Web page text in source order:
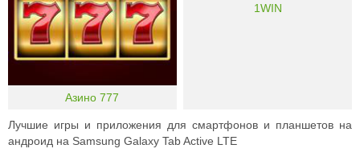
Азино 777
1WIN
Лучшие игры и приложения для смартфонов и планшетов на
андроид на Samsung Galaxy Tab Active LTE